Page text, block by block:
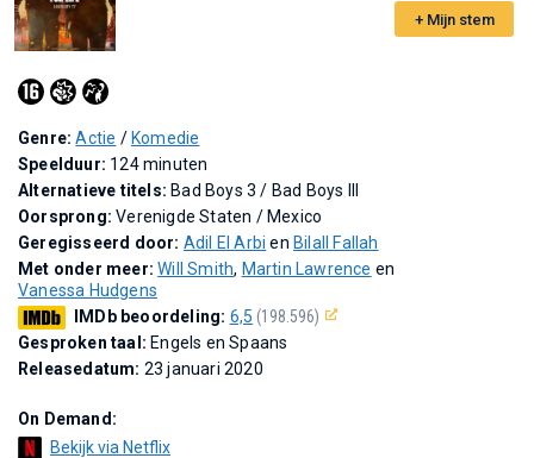
+ Mijn stem
Genre:Actie / Komedie
Speelduur: 124 minuten
Alternatieve titels: Bad Boys 3/ Bad Boys III
Oorsprong:Verenigde Staten / Mexico
Geregisseerd door: Adil El Arbi en Bilall Fallah
Met onder meer:Will Smith, Martin Lawrence en
Vanessa Hudgens
IMDb beoordeling: 6,5 (198.596)
Gesproken taal: Engels en Spaans
Releasedatum: 23 januari 2020
On Demand:
Bekijk via Netflix